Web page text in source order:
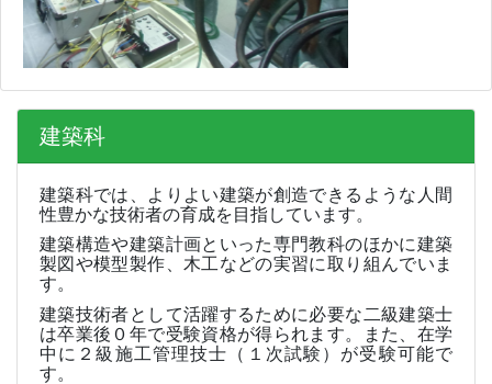
建築科
建築科では、よりよい建築が創造できるような人間
性豊かな技術者の育成を目指しています。
建築構造や建築計画といった専門教科のほかに建築
製図や模型製作、木工などの実習に取り組んでいま
す。
建築技術者として活躍するために必要な二級建築士
は卒業後０年で受験資格が得られます。また、在学
中に２級施工管理技士（１次試験）が受験可能で
す。